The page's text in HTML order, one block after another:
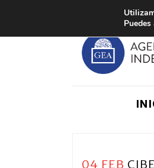
04 FEB